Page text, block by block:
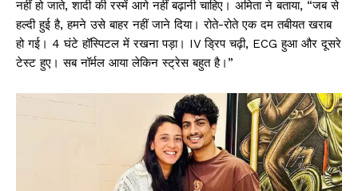
नहीं हो जाते, शादी की रस्में आगे नहीं बढ़ानी चाहिए। अमिता ने बताया, “जब से
हल्दी हुई है, हमने उसे बाहर नहीं जाने दिया। रोते-रोते एक दम तबीयत खराब
हो गई। 4 घंटे हॉस्पिटल में रखना पड़ा। IV ड्रिप चढ़ी, ECG हुआ और दूसरे
टेस्ट हुए। सब नॉर्मल आया लेकिन स्ट्रेस बहुत है।”